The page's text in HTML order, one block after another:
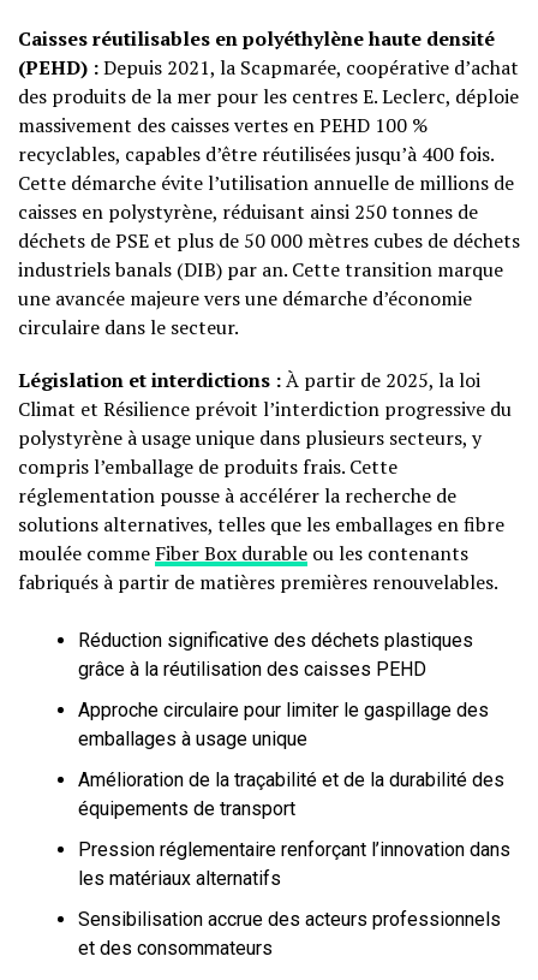
Caisses réutilisables en polyéthylène haute densité
(PEHD) :Depuis 2021, la Scapmarée, coopérative d’achat
des produits de la mer pour les centres E. Leclerc, déploie
massivement des caisses vertes en PEHD 100 %
recyclables, capables d’être réutilisées jusqu’à 400 fois.
Cette démarche évite l’utilisation annuelle de millions de
caisses en polystyrène, réduisant ainsi 250 tonnes de
déchets de PSE et plus de 50 000 mètres cubes de déchets
industriels banals (DIB) par an. Cette transition marque
une avancée majeure vers une démarche d’économie
circulaire dans le secteur.
Législation et interdictions :À partir de 2025, la loi
Climat et Résilience prévoit l’interdiction progressive du
polystyrène à usage unique dans plusieurs secteurs, y
compris l’emballage de produits frais. Cette
réglementation pousse à accélérer la recherche de
solutions alternatives, telles que les emballages en fibre
moulée comme Fiber Box durable ou les contenants
fabriqués à partir de matières premières renouvelables.
Réduction significative des déchets plastiques
grâce à la réutilisation des caisses PEHD
Approche circulaire pour limiter le gaspillage des
emballages à usage unique
Amélioration de la traçabilité et de la durabilité des
équipements de transport
Pression réglementaire renforçant l’innovation dans
les matériaux alternatifs
Sensibilisation accrue des acteurs professionnels
et des consommateurs